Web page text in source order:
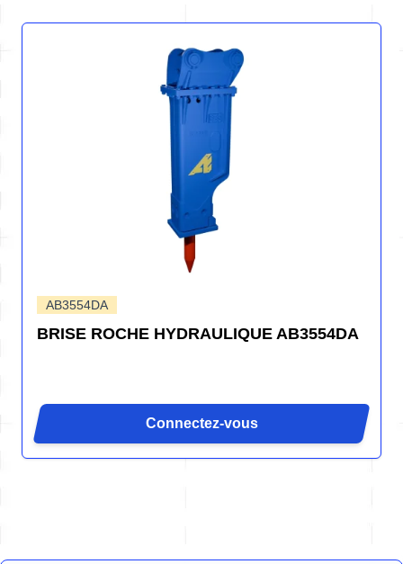
AB3554DA
BRISE ROCHE HYDRAULIQUE AB3554DA
Connectez-vous